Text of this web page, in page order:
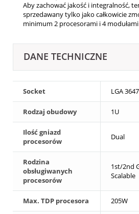
Aby zachować jakość i integralność,
sprzedawany tylko jako całkowicie
minimum 2 procesorami i 4
DANE TECHNICZNE
Socket LGA 3647
Rodzaj obudowy 1U
Ilość gniazd
procesorów
Dual
Rodzina
obsługiwanych
procesorów
1st/2nd
Scalable
Max. TDP procesora 205W